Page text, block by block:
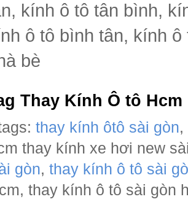
kính ô tô tân bình,
ô tô bình tân, kính
bè
Thay Kính Ô tô Hcm
thay kính ôtô sài gòn,
thay kính xe hơi new
gòn,thay kính ô tô sài
thay kính ô tô sài gòn